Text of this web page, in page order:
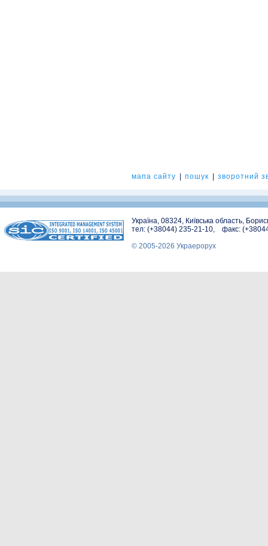
мапа сайту пошук зворотний
Україна, 08324, Київська область,
тел: (+38044) 235-21-10, факс:
© 2005-2026 Украерорух